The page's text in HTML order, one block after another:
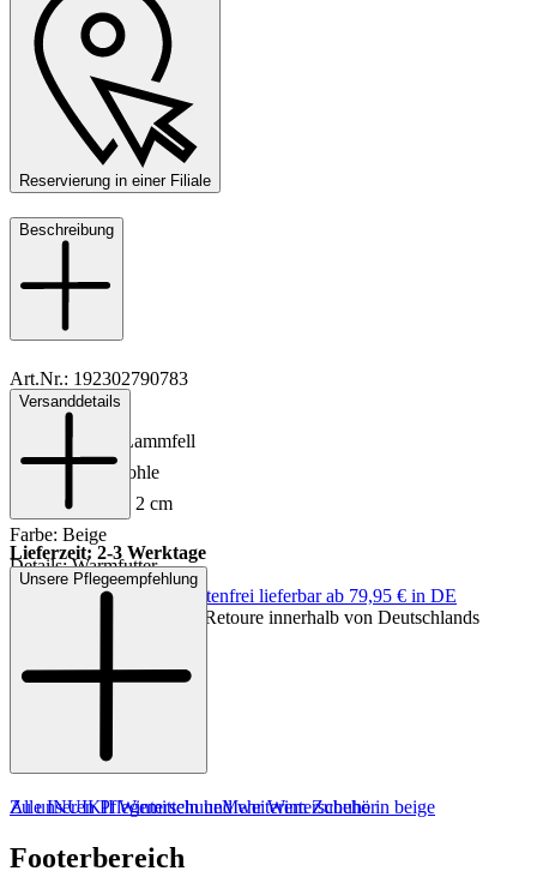
Reservierung in einer Filiale
Beschreibung
Art.Nr.: 192302790783
Material: Leder
Innenmaterial: Lammfell
Sohle: Gummisohle
Absatzhöhe: ca. 2 cm
Farbe: Beige
Details: Warmfutter
Versanddetails
Lieferzeit: 2-3 Werktage
Keine Versandkosten:
kostenfrei lieferbar ab 79,95 € in DE
Einfache und Kostenlose Retoure innerhalb von Deutschlands
Unsere Pflegeempfehlung
Zu unseren Pflegemitteln und weiterem Zubehör
Alle INUIKII WinterschuheMehr Winterschuhe in beige
Footerbereich